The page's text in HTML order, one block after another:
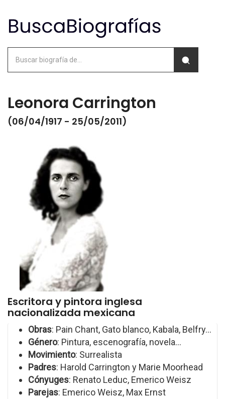
Leonora Carrington
(06/04/1917 - 25/05/2011)
Escritora y pintora inglesa
nacionalizada mexicana
Obras: Pain Chant, Gato blanco, Kabala, Belfry...
Género: Pintura, escenografía, novela...
Movimiento: Surrealista
Padres: Harold Carrington y Marie Moorhead
Cónyuges: Renato Leduc, Emerico Weisz
Parejas: Emerico Weisz, Max Ernst